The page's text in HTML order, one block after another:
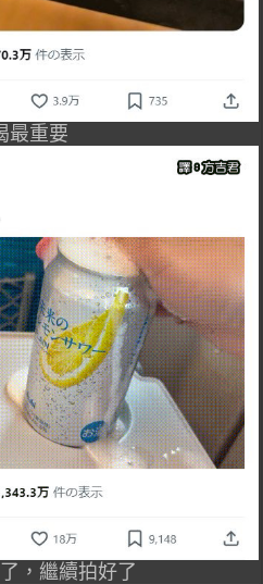
最重要
，繼續拍好了